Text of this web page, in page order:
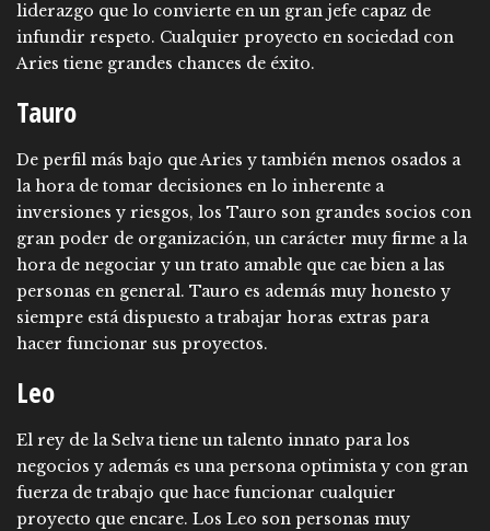
liderazgo que lo convierte en un gran jefe capaz de
infundir respeto. Cualquier proyecto en sociedad con
Aries tiene grandes chances de éxito.
Tauro
De perfil más bajo que Aries y también menos osados a
la hora de tomar decisiones en lo inherente a
inversiones y riesgos, los Tauro son grandes socios con
gran poder de organización, un carácter muy firme a la
hora de negociar y un trato amable que cae bien a las
personas en general. Tauro es además muy honesto y
siempre está dispuesto a trabajar horas extras para
hacer funcionar sus proyectos.
Leo
El rey de la Selva tiene un talento innato para los
negocios y además es una persona optimista y con gran
fuerza de trabajo que hace funcionar cualquier
proyecto que encare. Los Leo son personas muy